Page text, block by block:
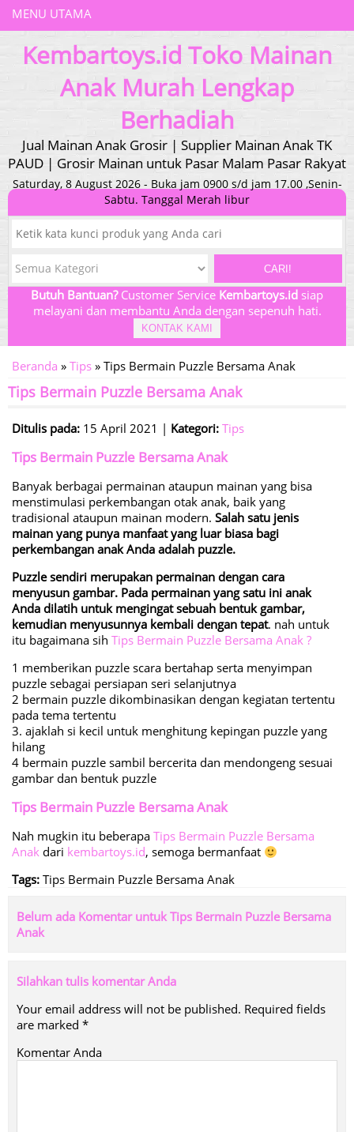
MENU UTAMA
Kembartoys.id Toko Mainan
Anak Murah Lengkap
Berhadiah
Jual Mainan Anak Grosir | Supplier Mainan Anak TK
PAUD | Grosir Mainan untuk Pasar Malam Pasar Rakyat
Saturday, 8 August 2026 - Buka jam 0900 s/d jam 17.00 ,Senin-
Sabtu. Tanggal Merah libur
CARI!
Butuh Bantuan?Customer Service Kembartoys.id siap
melayani dan membantu Anda dengan sepenuh hati.
KONTAK KAMI
Beranda » Tips » Tips Bermain Puzzle Bersama Anak
Tips Bermain Puzzle Bersama Anak
Ditulis pada: 15 April 2021 | Kategori: Tips
Tips Bermain Puzzle Bersama Anak
Banyak berbagai permainan ataupun mainan yang bisa
menstimulasi perkembangan otak anak, baik yang
tradisional ataupun mainan modern. Salah satu jenis
mainan yang punya manfaat yang luar biasa bagi
perkembangan anak Anda adalah puzzle.
Puzzle sendiri merupakan permainan dengan cara
menyusun gambar. Pada permainan yang satu ini anak
Anda dilatih untuk mengingat sebuah bentuk gambar,
kemudian menyusunnya kembali dengan tepat. nah untuk
itu bagaimana sih Tips Bermain Puzzle Bersama Anak ?
1 memberikan puzzle scara bertahap serta menyimpan
puzzle sebagai persiapan seri selanjutnya
2 bermain puzzle dikombinasikan dengan kegiatan tertentu
pada tema tertentu
3. ajaklah si kecil untuk menghitung kepingan puzzle yang
hilang
4 bermain puzzle sambil bercerita dan mendongeng sesuai
gambar dan bentuk puzzle
Tips Bermain Puzzle Bersama Anak
Nah mugkin itu beberapa Tips Bermain Puzzle Bersama
Anak dari kembartoys.id, semoga bermanfaat
Tags: Tips Bermain Puzzle Bersama Anak
Belum ada Komentar untuk Tips Bermain Puzzle Bersama
Anak
Silahkan tulis komentar Anda
Your email address will not be published. Required fields
are marked *
Komentar Anda